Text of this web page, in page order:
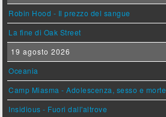
Robin Hood - Il prezzo del sangue
La fine di Oak Street
19 agosto 2026
Oceania
Camp Miasma - Adolescenza, sesso e morte
Insidious - Fuori dall'altrove